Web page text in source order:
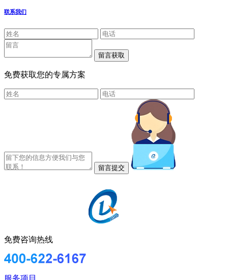
联系我们
免费获取您的专属方案
免费咨询热线